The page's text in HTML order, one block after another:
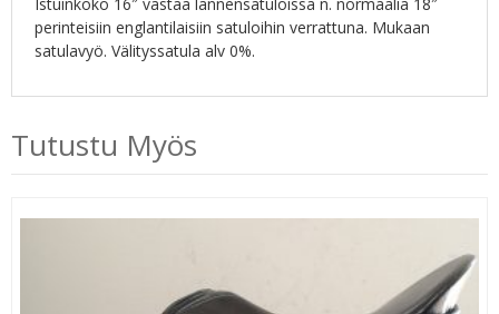
perinteisiin englantilaisiin satuloihin verrattuna. Mukaan
satulavyö. Välityssatula alv 0%.
Tutustu Myös